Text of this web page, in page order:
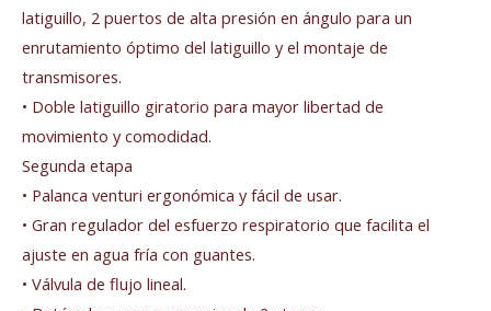
latiguillo, 2 puertos de alta presión en ángulo para un
enrutamiento óptimo del latiguillo y el montaje de
transmisores.
• Doble latiguillo giratorio para mayor libertad de
movimiento y comodidad.
Segunda etapa
• Palanca venturi ergonómica y fácil de usar.
• Gran regulador del esfuerzo respiratorio que facilita el
ajuste en agua fría con guantes.
• Válvula de flujo lineal.